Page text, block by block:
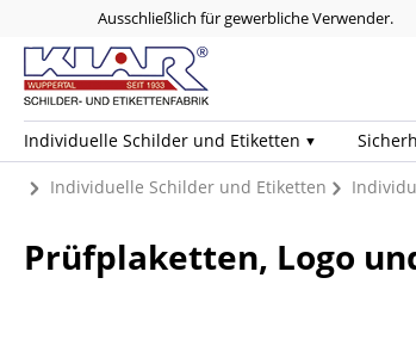
Ausschließlich für gewerbliche Verwender.
Individuelle Schilder und Etiketten
Individuelle Schilder und Etiketten
Prüfplaketten, Logo